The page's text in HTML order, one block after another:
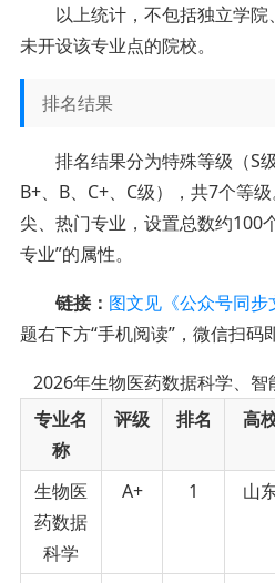
以上统计，不包括独立学
未开设该专业点的院校。
排名结果
排名结果分为特殊等级（S
B+、B、C+、C级），共7个等
尖、热门专业，设置总数约100
专业”的属性。
链接： 图文见《公众号同步
题右下方“手机阅读”，微信扫码
2026年生物医药数据科学、
专业名
称
评级 排名 高
生物医
药数据
科学
A+ 1 山